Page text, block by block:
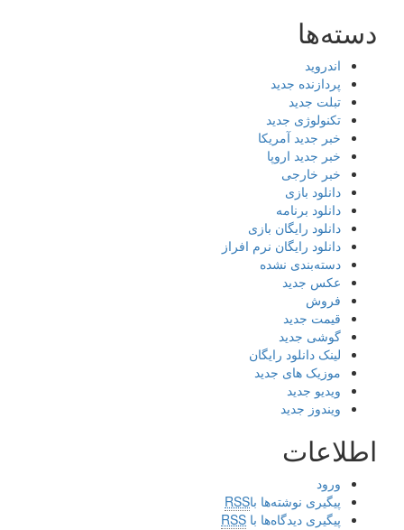
دسته‌ها
اندروید
پردازنده جدید
تبلت جدید
تکنولوژی جدید
خبر جدید آمریکا
خبر جدید اروپا
خبر خارجی
دانلود بازی
دانلود برنامه
دانلود رایگان بازی
دانلود رایگان نرم افراز
دسته‌بندی نشده
عکس جدید
فروش
قیمت جدید
گوشی جدید
لینک دانلود رایگان
موزیک های جدید
ویدیو جدید
ویندوز جدید
اطلاعات
ورود
پیگیری نوشته‌ها باRSS
پیگیری دیدگاه‌ها با RSS